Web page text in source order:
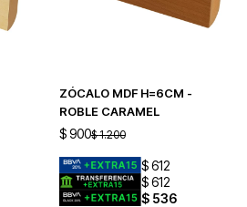
ZÓCALO MDF H=6CM -
ROBLE CARAMEL
$ 900$ 1.200
$ 612
$ 612
$ 536